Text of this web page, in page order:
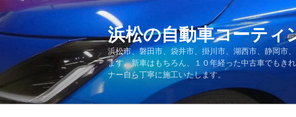
ン
ス
キ
ッ
浜松の自動車コーティ
浜松市、磐田市、袋井市、掛川市、湖西市、静岡市
ます。新車はもちろん、１０年経った中古車でもき
ナー自ら丁寧に施工いたします。